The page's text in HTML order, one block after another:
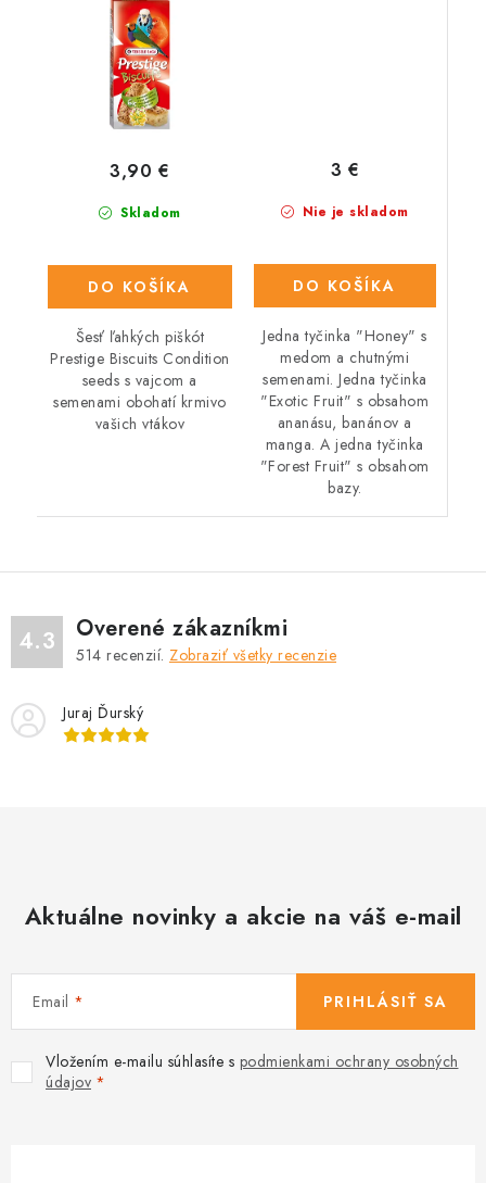
medom a drobnými
semienkami 70 g
Skladom
3,90 €
DO KOŠÍKA
Šesť ľahkých piškót
Prestige Biscuits Condition
seeds s vajcom a
semenami obohatí krmivo
vašich vtákov
Nie je skladom
3 €
DO KOŠÍKA
Jedna tyčinka "Honey" s
medom a chutnými
semenami. Jedna tyčinka
"Exotic Fruit" s obsahom
ananásu, banánov a
manga. A jedna tyčinka
"Forest Fruit" s obsahom
bazy.
4.3 Overené zákazníkmi
514 recenzií. Zobraziť všetky recenzie
Juraj Ďurský
Aktuálne novinky a akcie na váš e-mail
Email
Vložením e-mailu súhlasíte s podmienkami ochrany osobných
údajov
PRIHLÁSIŤ SA